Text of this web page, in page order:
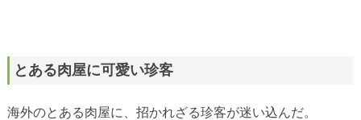
とある肉屋に可愛い珍客
海外のとある肉屋に、招かれざる珍客が迷い込んだ。